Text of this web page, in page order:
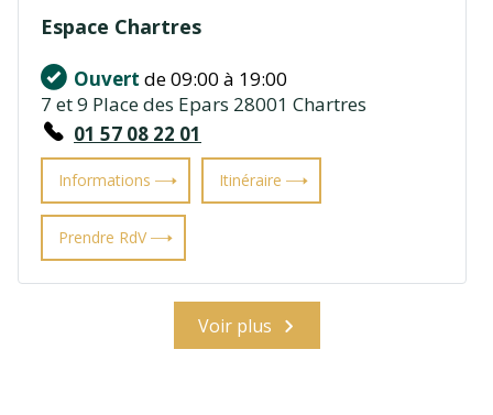
Espace Chartres
Ouvert de 09:00 à 19:00
7 et 9 Place des Epars 28001 Chartres
01 57 08 22 01
Informations Itinéraire
Prendre RdV
Voir plus